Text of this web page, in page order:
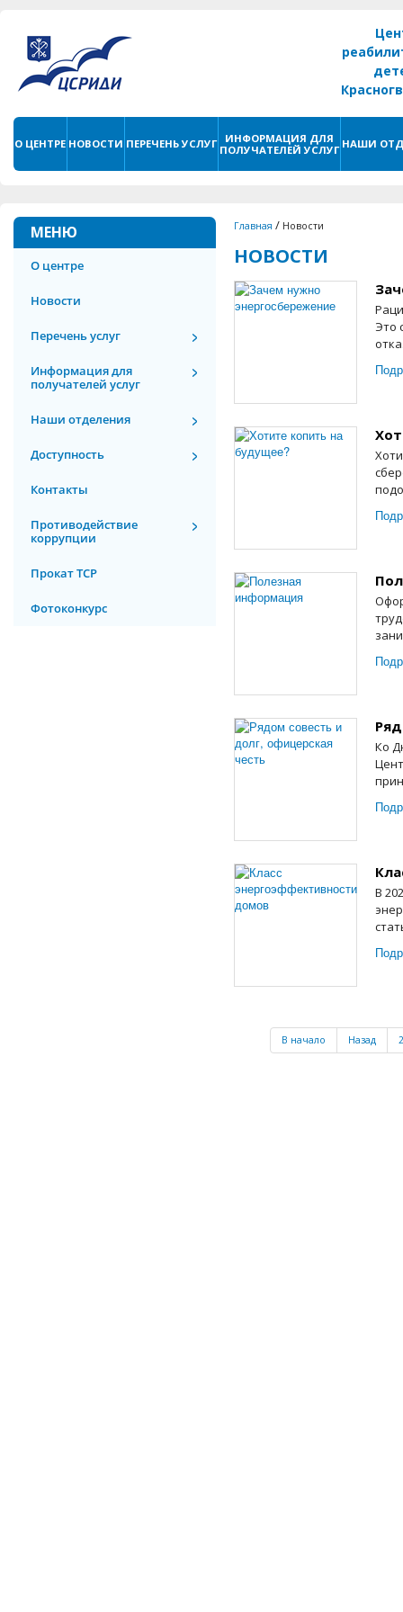
О ЦЕНТРЕ НОВОСТИ ПЕРЕЧЕНЬ УСЛУГ
ИНФОРМАЦИЯ ДЛЯ
ПОЛУЧАТЕЛЕЙ УСЛУГ НАШИ
МЕНЮ
О центре
Новости
Перечень услуг
Информация для
получателей услуг
Наши отделения
Доступность
Контакты
Противодействие
коррупции
Прокат ТСР
Фотоконкурс
Главная / Новости
НОВОСТИ
Это
Ко
В
В начало Назад